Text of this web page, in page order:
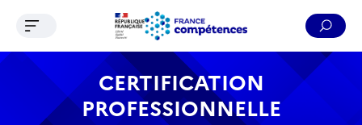
Contenu Recherche Menu Pied de page
Ouvrir le menu de navigation
CERTIFICATION
PROFESSIONNELLE